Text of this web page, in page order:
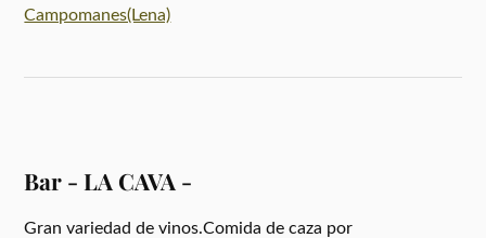
Campomanes(Lena)
Bar - LA CAVA -
Gran variedad de vinos.Comida de caza por